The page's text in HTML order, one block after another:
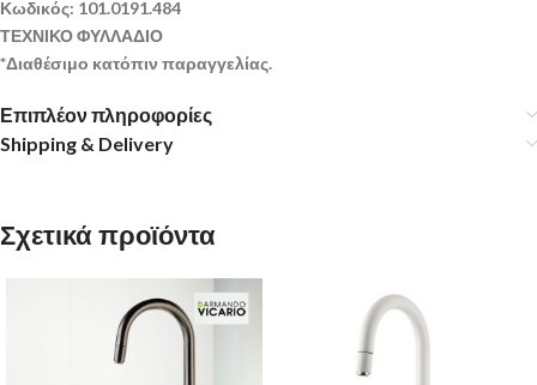
Κωδικός: 101.0191.484
ΤΕΧΝΙΚΟ ΦΥΛΛΑΔΙΟ
*Διαθέσιμο κατόπιν παραγγελίας.
Επιπλέον πληροφορίες
Shipping & Delivery
Σχετικά προϊόντα